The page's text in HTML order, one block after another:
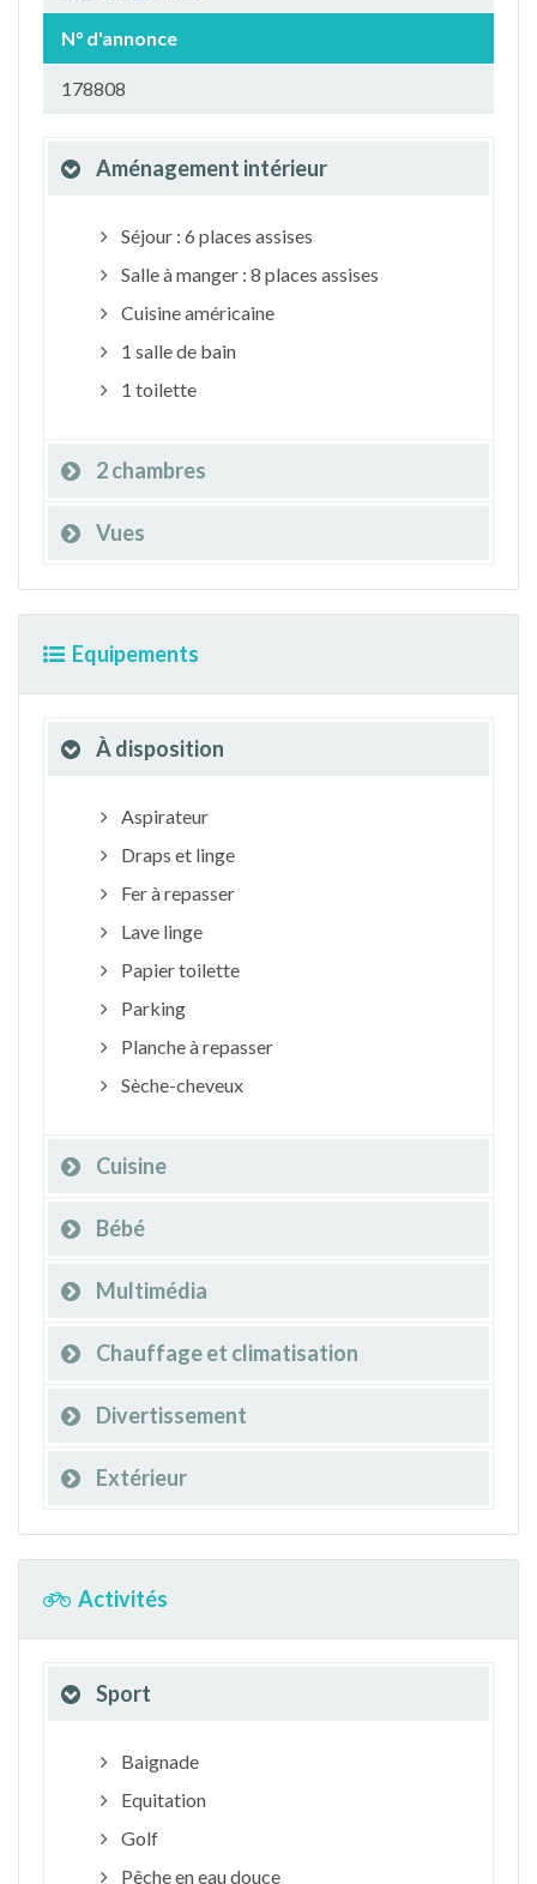
N° d'annonce
178808
Aménagement intérieur
Séjour : 6 places assises
Salle à manger : 8 places assises
Cuisine américaine
1 salle de bain
1 toilette
2 chambres
Vues
Equipements
À disposition
Aspirateur
Draps et linge
Fer à repasser
Lave linge
Papier toilette
Parking
Planche à repasser
Sèche-cheveux
Cuisine
Bébé
Multimédia
Chauffage et climatisation
Divertissement
Extérieur
Activités
Sport
Baignade
Equitation
Golf
Pêche en eau douce